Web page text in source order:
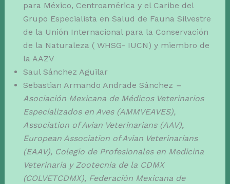
para México, Centroamérica y el Caribe del
Grupo Especialista en Salud de Fauna Silvestre
de la Unión Internacional para la Conservación
de la Naturaleza ( WHSG- IUCN) y miembro de
la AAZV
Saul Sánchez Aguilar
Sebastian Armando Andrade Sánchez –
Asociación Mexicana de Médicos Veterinarios
Especializados en Aves (AMMVEAVES),
Association of Avian Veterinarians (AAV),
European Association of Avian Veterinarians
(EAAV), Colegio de Profesionales en Medicina
Veterinaria y Zootecnia de la CDMX
(COLVETCDMX), Federación Mexicana de